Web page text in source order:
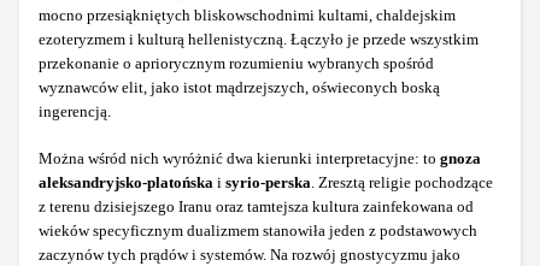
mocno przesiąkniętych bliskowschodnimi kultami, chaldejskim
ezoteryzmem i kulturą hellenistyczną. Łączyło je przede wszystkim
przekonanie o apriorycznym rozumieniu wybranych spośród
wyznawców elit, jako istot mądrzejszych, oświeconych boską
ingerencją.
Można wśród nich wyróżnić dwa kierunki interpretacyjne: to gnoza
aleksandryjsko-platońska i syrio-perska. Zresztą religie pochodzące
z terenu dzisiejszego Iranu oraz tamtejsza kultura zainfekowana od
wieków specyficznym dualizmem stanowiła jeden z podstawowych
zaczynów tych prądów i systemów. Na rozwój gnostycyzmu jako